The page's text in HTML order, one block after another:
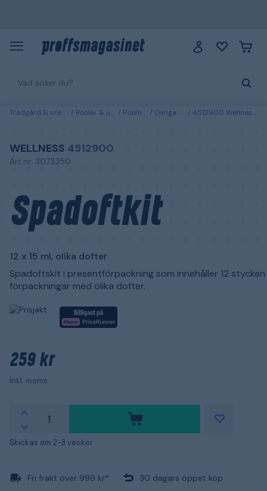
Trädgård & utemiljö Pooler & utebad Pooltillbehör Övriga pooltillbehör 4512900 Wellness Spadoftkit 12 x 15 ml, olika dofter
WELLNESS 4512900
Art.nr: 3073350
Spadoftkit
12 x 15 ml, olika dofter
Spadoftskit i presentförpackning som innehåller 12 stycken
förpackningar med olika dofter.
259 kr
Inkl. moms
Skickas om 2-3 veckor
Fri frakt över 999 kr* 30 dagars öppet köp